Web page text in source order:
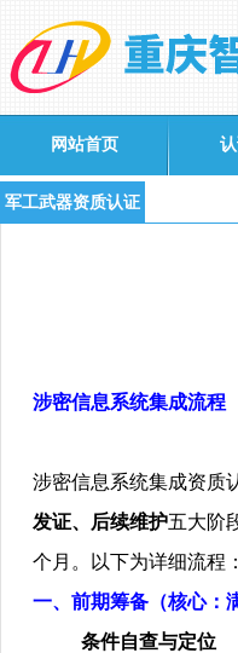
网站首页
军工武器资质认证
涉密信息系统集成流程
涉密信息系统集成资质
发证、后续维护五大阶
个月。以下为详细流程：
一、前期筹备（核心：
条件自查与定位